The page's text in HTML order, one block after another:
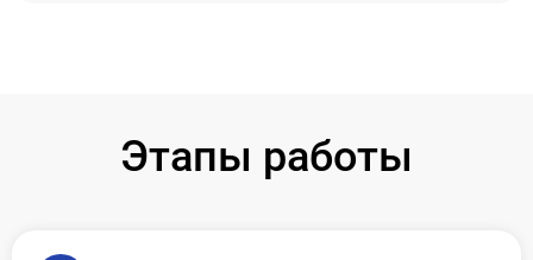
Этапы работы